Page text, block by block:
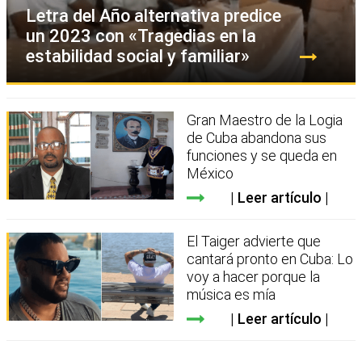
Letra del Año alternativa predice
un 2023 con «Tragedias en la
estabilidad social y familiar»
Gran Maestro de la Logia
de Cuba abandona sus
funciones y se queda en
México
Leer artículo
El Taiger advierte que
cantará pronto en Cuba: Lo
voy a hacer porque la
música es mía
Leer artículo